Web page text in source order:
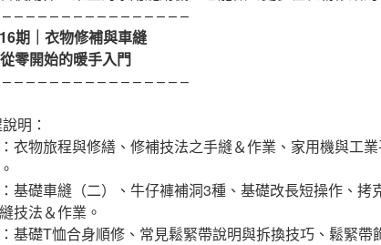
– – – – – – – – – – – – – – –
期｜衣物修補與車縫
零開始的暖手入門
– – – – – – – – – – – – – – –
明：
衣物旅程與修繕、修補技法之手縫＆作業、家用機與工
基礎車縫（二）、牛仔褲補洞3種、基礎改長短操作、拷
技法＆作業。
基礎T恤合身順修、常見鬆緊帶說明與拆換技巧、鬆緊